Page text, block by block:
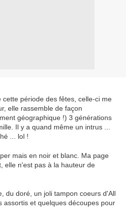
période des fêtes, celle-ci me
elle rassemble de façon
géographique !) 3 générations
Il y a quand même un intrus ...
... lol !
mais en noir et blanc. Ma page
elle n'est pas à la hauteur de
du doré, un joli tampon coeurs d'All
assortis et quelques découpes pour